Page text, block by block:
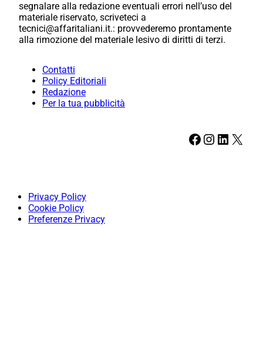
segnalare alla redazione eventuali errori nell’uso del
materiale riservato, scriveteci a
tecnici@affaritaliani.it.: provvederemo prontamente
alla rimozione del materiale lesivo di diritti di terzi.
Contatti
Policy Editoriali
Redazione
Per la tua pubblicità
Facebook Instagram LinkedIn X
Privacy Policy
Cookie Policy
Preferenze Privacy